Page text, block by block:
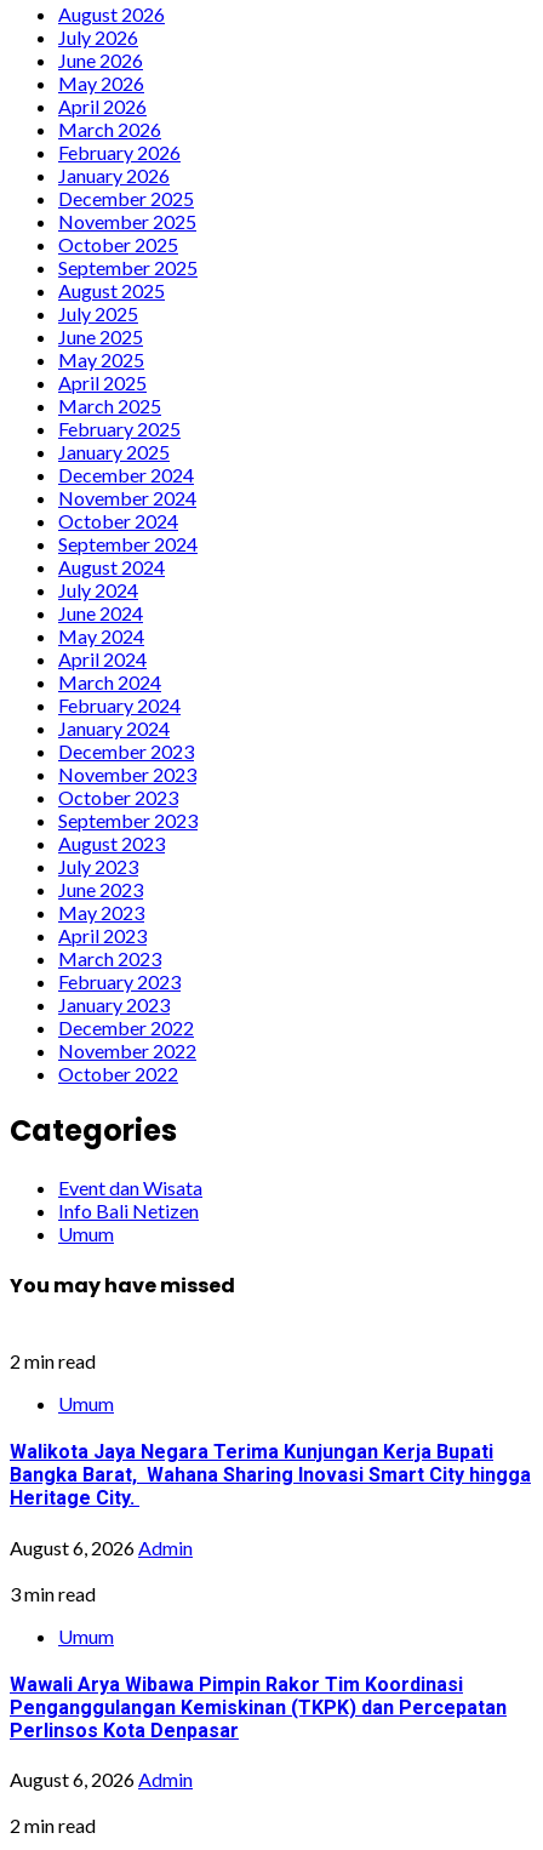
August 2026
July 2026
June 2026
May 2026
April 2026
March 2026
February 2026
January 2026
December 2025
November 2025
October 2025
September 2025
August 2025
July 2025
June 2025
May 2025
April 2025
March 2025
February 2025
January 2025
December 2024
November 2024
October 2024
September 2024
August 2024
July 2024
June 2024
May 2024
April 2024
March 2024
February 2024
January 2024
December 2023
November 2023
October 2023
September 2023
August 2023
July 2023
June 2023
May 2023
April 2023
March 2023
February 2023
January 2023
December 2022
November 2022
October 2022
Categories
Event dan Wisata
Info Bali Netizen
Umum
You may have missed
2 min read
Umum
Walikota Jaya Negara Terima Kunjungan Kerja Bupati
Bangka Barat, Wahana Sharing Inovasi Smart City hingga
Heritage City.
August 6, 2026 Admin
3 min read
Umum
Wawali Arya Wibawa Pimpin Rakor Tim Koordinasi
Penganggulangan Kemiskinan (TKPK) dan Percepatan
Perlinsos Kota Denpasar
August 6, 2026Admin
2 min read